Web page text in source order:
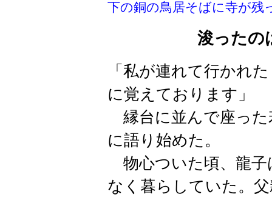
下の銅の鳥居そばに寺が残
浚ったの
「私が連れて行かれ
に覚えております」
縁台に並んで座った
に語り始めた。
物心ついた頃、龍子
なく暮らしていた。